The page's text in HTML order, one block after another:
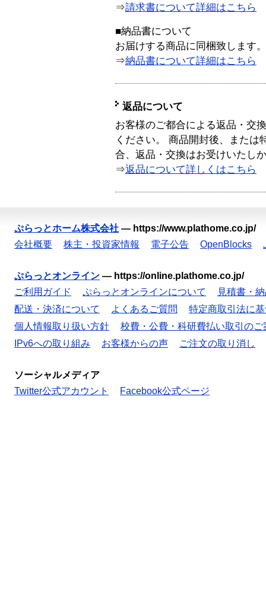
⇒請求書について詳細はこちら
■納品書について
お届けする商品に同梱致します。
⇒納品書について詳細はこちら
返品について
お客様のご都合による返品・交
ください。 商品開封後、または
合、返品・交換はお受けいたし
⇒返品について詳しくはこちら
ぷらっとホーム株式会社 — https://www.plathome.co.jp/
会社概要
株主・投資家情報 電子公告 OpenBlocks
ぷらっとオンライン — https://online.plathome.co.jp/
ご利用ガイド
ぷらっとオンラインについて
見積書・
配送・決済について
よくあるご質問
特定商取引法に
個人情報取り扱い方針
校費・公費・科研費払い取引のご
IPv6への取り組み
お客様からの声 ご注文の取り消し
ソーシャルメディア
Twitter公式アカウント
Facebook公式ページ